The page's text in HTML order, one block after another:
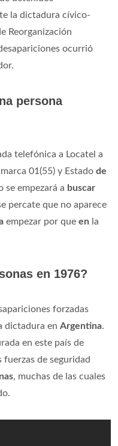
la dictadura cívico-
Reorganización
ocurrió
persona
telefónica a Locatel a
01(55) y Estado de
se empezará a buscar
percate que no aparece
empezar por que en la
en 1976?
forzadas
dictadura en Argentina.
en este país de
fuerzas de seguridad
, muchas de las cuales